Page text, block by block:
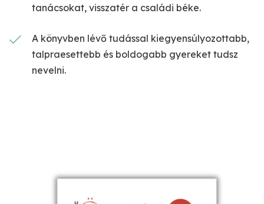
tanácsokat, visszatér a családi béke.
A könyvben lévő tudással kiegyensúlyozottabb,
talpraesettebb és boldogabb gyereket tudsz
nevelni.